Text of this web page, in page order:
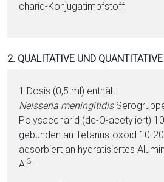
cha­rid-Konjugatimpfstoff
2. QUALITATIVE UND
1 Do­sis (0,5 ml) enthält:
Neis­se­ria me­nin­gi­ti­dis
Poly­sac­cha­rid (de-O-ace­ty­liert)
ge­bun­den an Te­ta­nus­toxo­id 10-
ad­sor­biert an hy­dra­ti­sier­tes
Al3+